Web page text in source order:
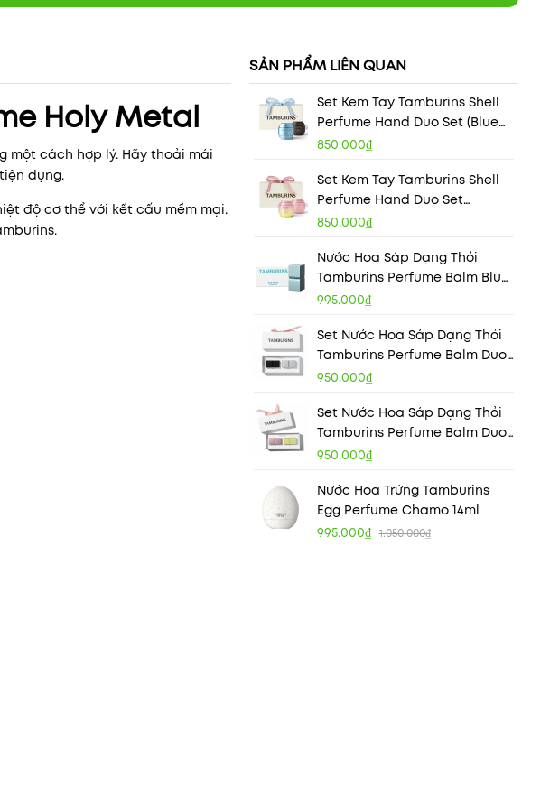
Holy Metal
một cách hợp lý. Hãy thoải mái
dụng.
độ cơ thể với kết cấu mềm mại.
SẢN PHẨM LIÊN QUAN
Set Kem Tay Tamburins Shell
Perfume Hand Duo Set (Blue
Hinoki & Chamo)
850.000₫
Set Kem Tay Tamburins Shell
Perfume Hand Duo Set
(Evening Glow & Pumkini)
850.000₫
Nước Hoa Sáp Dạng Thỏi
Tamburins Perfume Balm Blue
Hinoki
995.000₫
Set Nước Hoa Sáp Dạng Thỏi
Tamburins Perfume Balm Duo
Chamo + Metal
950.000₫
Set Nước Hoa Sáp Dạng Thỏi
Tamburins Perfume Balm Duo
Pumkini + Lale
950.000₫
Nước Hoa Trứng Tamburins
Egg Perfume Chamo 14ml
995.000₫ 1.050.000₫